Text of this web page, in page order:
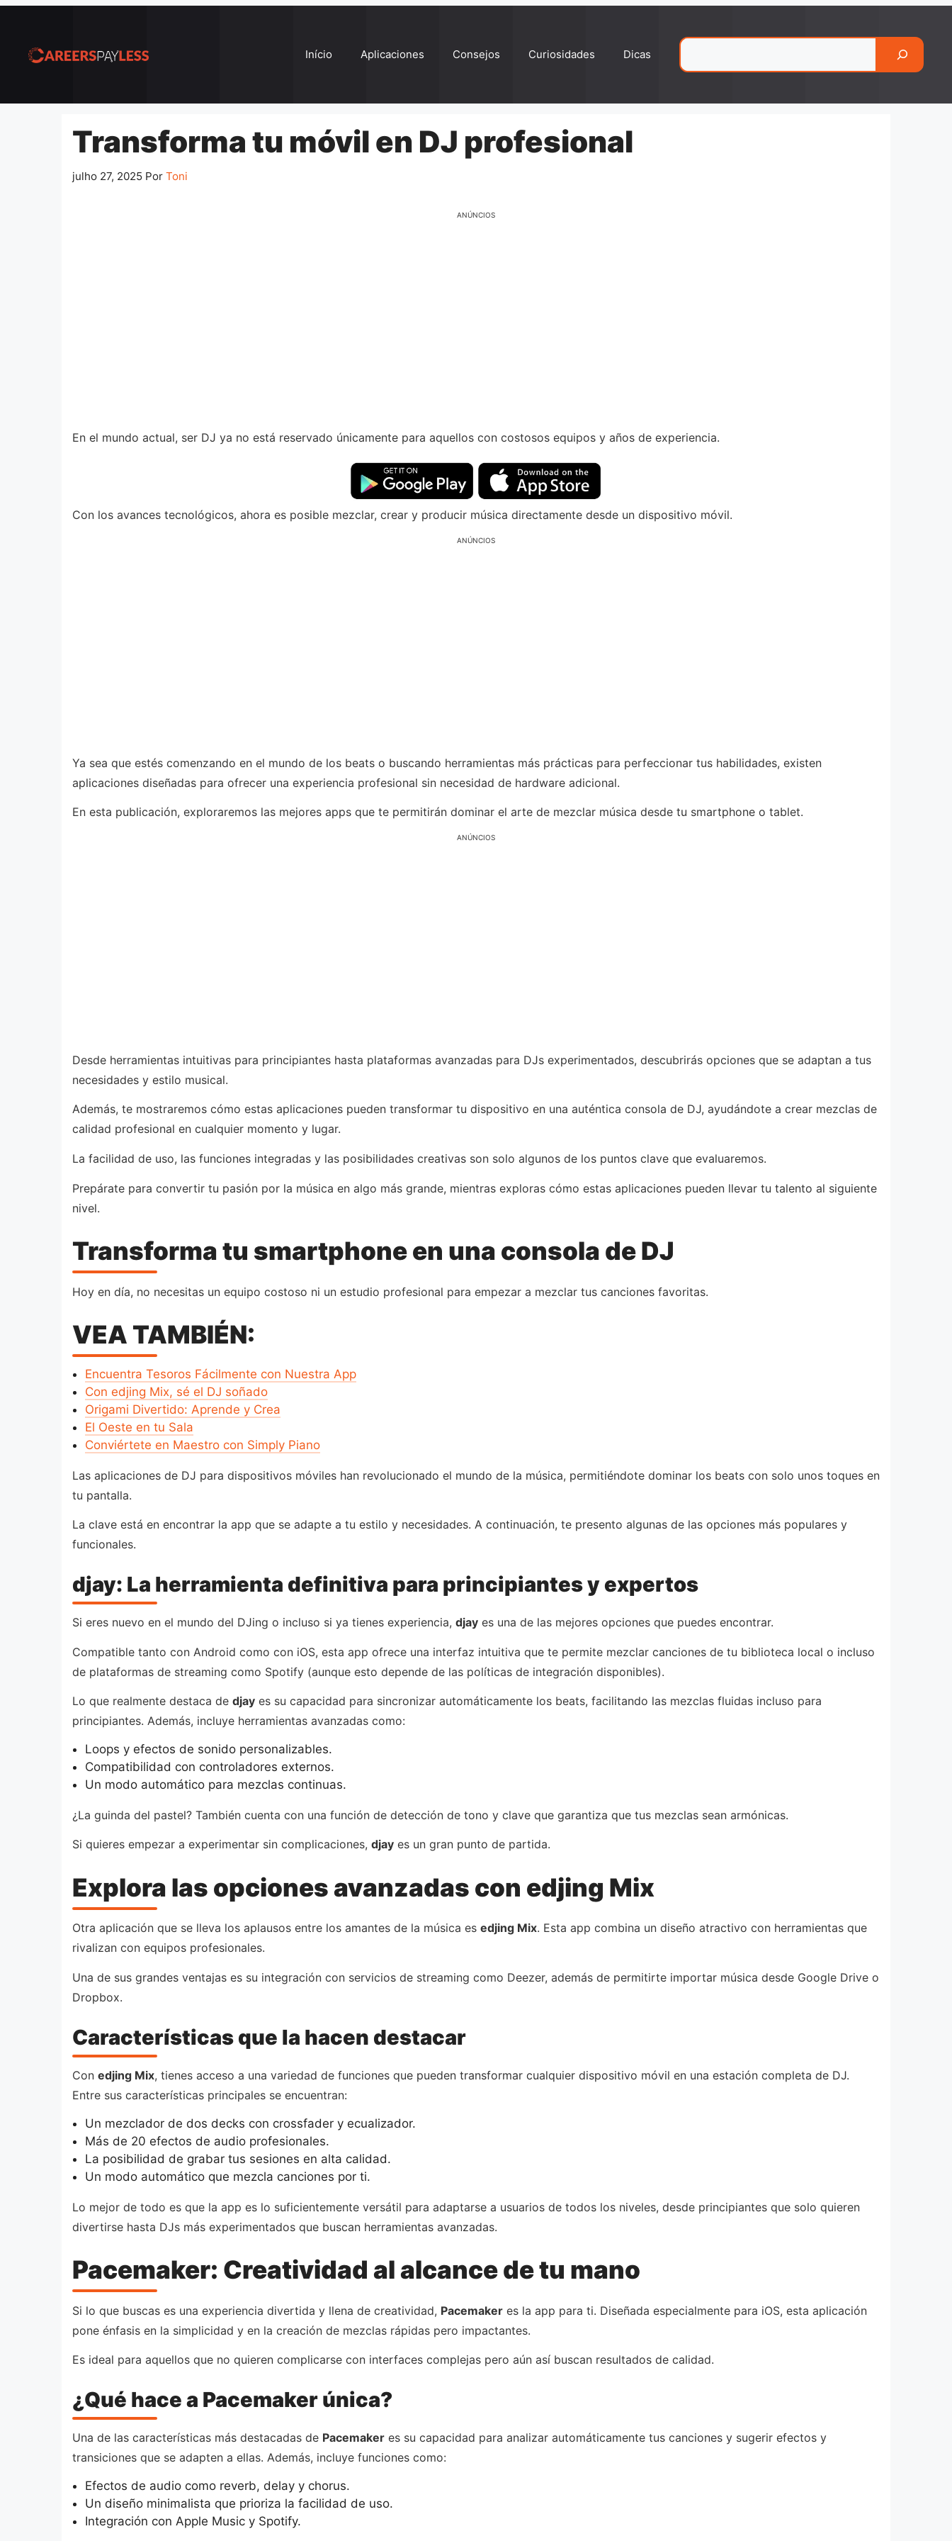
conteúdo
Início Aplicaciones Consejos Curiosidades Dicas
Transforma tu móvil en DJ profesional
julho 27, 2025 Por Toni
ANÚNCIOS
En el mundo actual, ser DJ ya no está reservado únicamente para aquellos con costosos equipos y años de experiencia.
Con los avances tecnológicos, ahora es posible mezclar, crear y producir música directamente desde un dispositivo móvil.
ANÚNCIOS
Ya sea que estés comenzando en el mundo de los beats o buscando herramientas más prácticas para perfeccionar tus habilidades, existen
aplicaciones diseñadas para ofrecer una experiencia profesional sin necesidad de hardware adicional.
En esta publicación, exploraremos las mejores apps que te permitirán dominar el arte de mezclar música desde tu smartphone o tablet.
ANÚNCIOS
Desde herramientas intuitivas para principiantes hasta plataformas avanzadas para DJs experimentados, descubrirás opciones que se adaptan a tus
necesidades y estilo musical.
Además, te mostraremos cómo estas aplicaciones pueden transformar tu dispositivo en una auténtica consola de DJ, ayudándote a crear mezclas de
calidad profesional en cualquier momento y lugar.
La facilidad de uso, las funciones integradas y las posibilidades creativas son solo algunos de los puntos clave que evaluaremos.
Prepárate para convertir tu pasión por la música en algo más grande, mientras exploras cómo estas aplicaciones pueden llevar tu talento al siguiente
nivel.
Transforma tu smartphone en una consola de DJ
Hoy en día, no necesitas un equipo costoso ni un estudio profesional para empezar a mezclar tus canciones favoritas.
VEA TAMBIÉN:
Encuentra Tesoros Fácilmente con Nuestra App
Con edjing Mix, sé el DJ soñado
Origami Divertido: Aprende y Crea
El Oeste en tu Sala
Conviértete en Maestro con Simply Piano
Las aplicaciones de DJ para dispositivos móviles han revolucionado el mundo de la música, permitiéndote dominar los beats con solo unos toques en
tu pantalla.
La clave está en encontrar la app que se adapte a tu estilo y necesidades. A continuación, te presento algunas de las opciones más populares y
funcionales.
djay: La herramienta definitiva para principiantes y expertos
Si eres nuevo en el mundo del DJing o incluso si ya tienes experiencia, djay es una de las mejores opciones que puedes encontrar.
Compatible tanto con Android como con iOS, esta app ofrece una interfaz intuitiva que te permite mezclar canciones de tu biblioteca local o incluso
de plataformas de streaming como Spotify (aunque esto depende de las políticas de integración disponibles).
Lo que realmente destaca de djay es su capacidad para sincronizar automáticamente los beats, facilitando las mezclas fluidas incluso para
principiantes. Además, incluye herramientas avanzadas como:
Loops y efectos de sonido personalizables.
Compatibilidad con controladores externos.
Un modo automático para mezclas continuas.
¿La guinda del pastel? También cuenta con una función de detección de tono y clave que garantiza que tus mezclas sean armónicas.
Si quieres empezar a experimentar sin complicaciones, djay es un gran punto de partida.
Explora las opciones avanzadas con edjing Mix
Otra aplicación que se lleva los aplausos entre los amantes de la música es edjing Mix. Esta app combina un diseño atractivo con herramientas que
rivalizan con equipos profesionales.
Una de sus grandes ventajas es su integración con servicios de streaming como Deezer, además de permitirte importar música desde Google Drive o
Dropbox.
Características que la hacen destacar
Con edjing Mix, tienes acceso a una variedad de funciones que pueden transformar cualquier dispositivo móvil en una estación completa de DJ.
Entre sus características principales se encuentran:
Un mezclador de dos decks con crossfader y ecualizador.
Más de 20 efectos de audio profesionales.
La posibilidad de grabar tus sesiones en alta calidad.
Un modo automático que mezcla canciones por ti.
Lo mejor de todo es que la app es lo suficientemente versátil para adaptarse a usuarios de todos los niveles, desde principiantes que solo quieren
divertirse hasta DJs más experimentados que buscan herramientas avanzadas.
Pacemaker: Creatividad al alcance de tu mano
Si lo que buscas es una experiencia divertida y llena de creatividad, Pacemaker es la app para ti. Diseñada especialmente para iOS, esta aplicación
pone énfasis en la simplicidad y en la creación de mezclas rápidas pero impactantes.
Es ideal para aquellos que no quieren complicarse con interfaces complejas pero aún así buscan resultados de calidad.
¿Qué hace a Pacemaker única?
Una de las características más destacadas de Pacemaker es su capacidad para analizar automáticamente tus canciones y sugerir efectos y
transiciones que se adapten a ellas. Además, incluye funciones como:
Efectos de audio como reverb, delay y chorus.
Un diseño minimalista que prioriza la facilidad de uso.
Integración con Apple Music y Spotify.